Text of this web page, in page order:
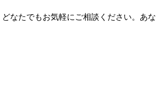
なたでもお気軽にご相談ください。あ